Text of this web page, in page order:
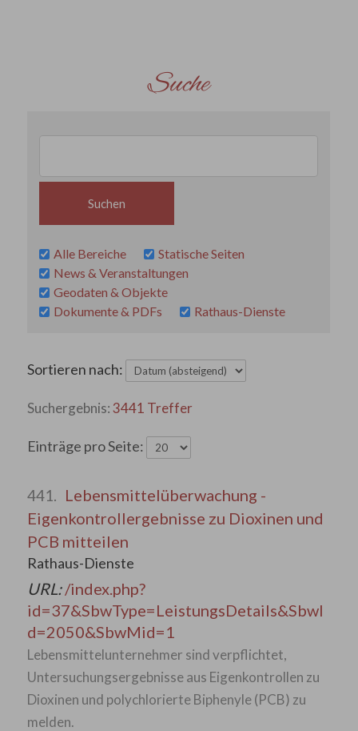
Suche
Alle Bereiche
Statische Seiten
News & Veranstaltungen
Geodaten & Objekte
Dokumente & PDFs
Rathaus-Dienste
Sortieren nach:
3441 Treffer
Einträge pro Seite:
441. Lebensmittelüberwachung -
Eigenkontrollergebnisse zu Dioxinen und
PCB mitteilen
Rathaus-Dienste
URL:/index.php?
id=37&SbwType=LeistungsDetails&SbwI
d=2050&SbwMid=1
Lebensmittelunternehmer sind verpflichtet,
Untersuchungsergebnisse aus Eigenkontrollen zu
Dioxinen und polychlorierte Biphenyle (PCB) zu
melden.